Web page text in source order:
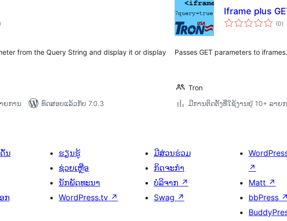
ຄະແນນ
ງໝົດ
)
from the Query String and display it or display
ຍການ
ທົດສອບແລ້ວກັບ 7.0.3
Iframe plus
(0ຄ
ທັ
)
Passes GET parameters to iframes.
Tron
ມີການຕິດຕັ້ງທີ່ໃຊ້ງານຢູ່ 10+ ລາຍ
ນ
ກ
ຮຽນຮູ້
ຊ່ວຍເຫຼືອ
ນັກພັດທະນາ
WordPress.tv ↗
ມີສ່ວນຮ່ວມ
ກິດຈະກຳ
ບໍລິຈາກ ↗
Swag ↗
↗
Matt ↗
bbPress